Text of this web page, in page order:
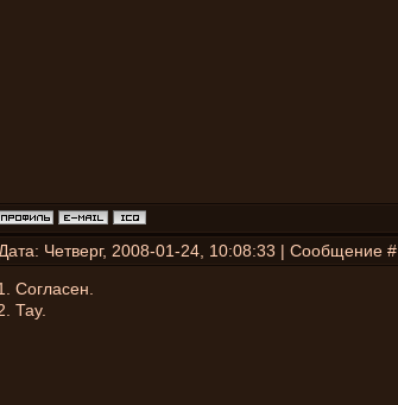
Дата: Четверг, 2008-01-24, 10:08:33 | Сообщение #
Согласен.
Тау.